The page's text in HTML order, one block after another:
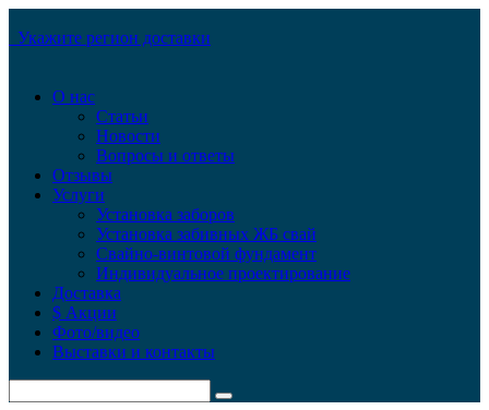
Укажите регион доставки
О нас
Статьи
Новости
Вопросы и ответы
Отзывы
Услуги
Установка заборов
Установка забивных ЖБ свай
Свайно-винтовой фундамент
Индивидуальное проектирование
Доставка
$ Акции
Фото/видео
Выставки и контакты